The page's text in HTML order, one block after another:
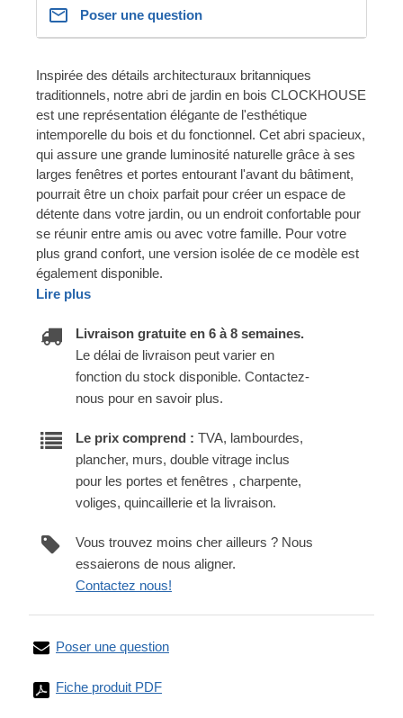
Poser une question
Inspirée des détails architecturaux britanniques
traditionnels, notre abri de jardin en bois CLOCKHOUSE
est une représentation élégante de l'esthétique
intemporelle du bois et du fonctionnel. Cet abri spacieux,
qui assure une grande luminosité naturelle grâce à ses
larges fenêtres et portes entourant l'avant du bâtiment,
pourrait être un choix parfait pour créer un espace de
détente dans votre jardin, ou un endroit confortable pour
se réunir entre amis ou avec votre famille. Pour votre
plus grand confort, une version isolée de ce modèle est
également disponible.
Lire plus
Livraison gratuite en 6 à 8 semaines.
Le délai de livraison peut varier en
fonction du stock disponible. Contactez-
nous pour en savoir plus.
Le prix comprend : TVA, lambourdes,
plancher, murs, double vitrage inclus
pour les portes et fenêtres , charpente,
voliges, quincaillerie et la livraison.
Vous trouvez moins cher ailleurs ? Nous
essaierons de nous aligner.
Contactez nous!
Poser une question
Fiche produit PDF